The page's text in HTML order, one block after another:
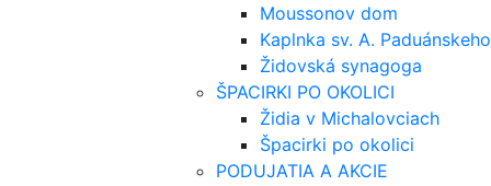
Moussonov dom
Kaplnka sv. A. Paduánskeho
Židovská synagoga
ŠPACIRKI PO OKOLICI
Židia v Michalovciach
Špacirki po okolici
PODUJATIA A AKCIE